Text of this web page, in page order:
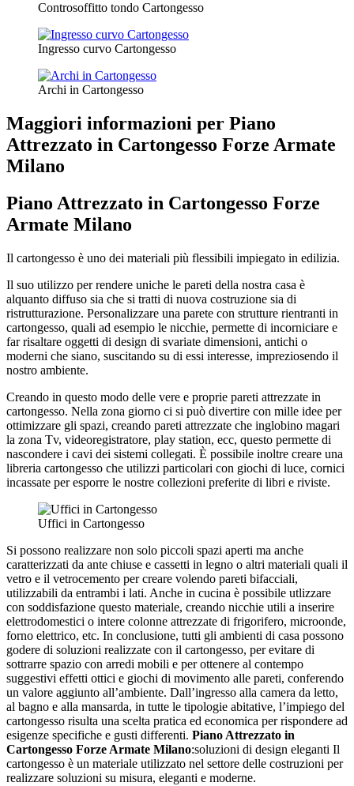
Controsoffitto tondo Cartongesso
Ingresso curvo Cartongesso
Archi in Cartongesso
Maggiori informazioni per Piano
Attrezzato in Cartongesso Forze Armate
Milano
Piano Attrezzato in Cartongesso Forze
Armate Milano
Il cartongesso è uno dei materiali più flessibili impiegato in edilizia.
Il suo utilizzo per rendere uniche le pareti della nostra casa è
alquanto diffuso sia che si tratti di nuova costruzione sia di
ristrutturazione. Personalizzare una parete con strutture rientranti in
cartongesso, quali ad esempio le nicchie, permette di incorniciare e
far risaltare oggetti di design di svariate dimensioni, antichi o
moderni che siano, suscitando su di essi interesse, impreziosendo il
nostro ambiente.
Creando in questo modo delle vere e proprie pareti attrezzate in
cartongesso. Nella zona giorno ci si può divertire con mille idee per
ottimizzare gli spazi, creando pareti attrezzate che inglobino magari
la zona Tv, videoregistratore, play station, ecc, questo permette di
nascondere i cavi dei sistemi collegati. È possibile inoltre creare una
libreria cartongesso che utilizzi particolari con giochi di luce, cornici
incassate per esporre le nostre collezioni preferite di libri e riviste.
Uffici in Cartongesso
Si possono realizzare non solo piccoli spazi aperti ma anche
caratterizzati da ante chiuse e cassetti in legno o altri materiali quali il
vetro e il vetrocemento per creare volendo pareti bifacciali,
utilizzabili da entrambi i lati. Anche in cucina è possibile utlizzare
con soddisfazione questo materiale, creando nicchie utili a inserire
elettrodomestici o intere colonne attrezzate di frigorifero, microonde,
forno elettrico, etc. In conclusione, tutti gli ambienti di casa possono
godere di soluzioni realizzate con il cartongesso, per evitare di
sottrarre spazio con arredi mobili e per ottenere al contempo
suggestivi effetti ottici e giochi di movimento alle pareti, conferendo
un valore aggiunto all’ambiente. Dall’ingresso alla camera da letto,
al bagno e alla mansarda, in tutte le tipologie abitative, l’impiego del
cartongesso risulta una scelta pratica ed economica per rispondere ad
esigenze specifiche e gusti differenti. Piano Attrezzato in
Cartongesso Forze Armate Milano:soluzioni di design eleganti Il
cartongesso è un materiale utilizzato nel settore delle costruzioni per
realizzare soluzioni su misura, eleganti e moderne.